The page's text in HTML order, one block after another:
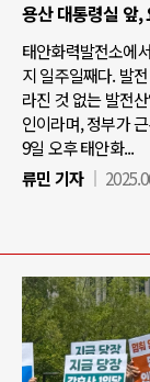
용산 대통령실 앞,
태안화력발전소에
지 일주일째다. 발
라진 것 없는 발전
인이라며, 정부가
9일 오후 태안화...
류민 기자